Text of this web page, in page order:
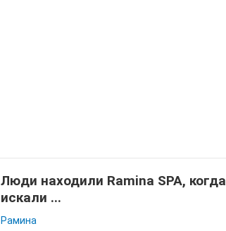
Люди находили Ramina SPA, когда
искали ...
Рамина